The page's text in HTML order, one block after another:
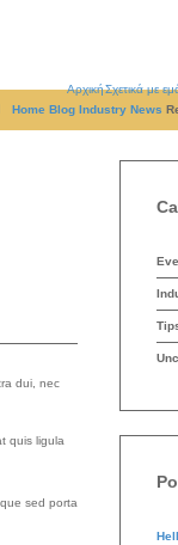
ΑρχικήΣχετικά με
Home Blog Industry News
dui, nec
quis ligula
sed porta